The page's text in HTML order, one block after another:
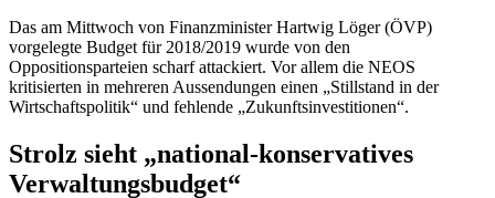
Das am Mittwoch von Finanzminister Hartwig Löger (ÖVP)
vorgelegte Budget für 2018/2019 wurde von den
Oppositionsparteien scharf attackiert. Vor allem die NEOS
kritisierten in mehreren Aussendungen einen „Stillstand in der
Wirtschaftspolitik“ und fehlende „Zukunftsinvestitionen“.
Strolz sieht „national-konservatives
Verwaltungsbudget“